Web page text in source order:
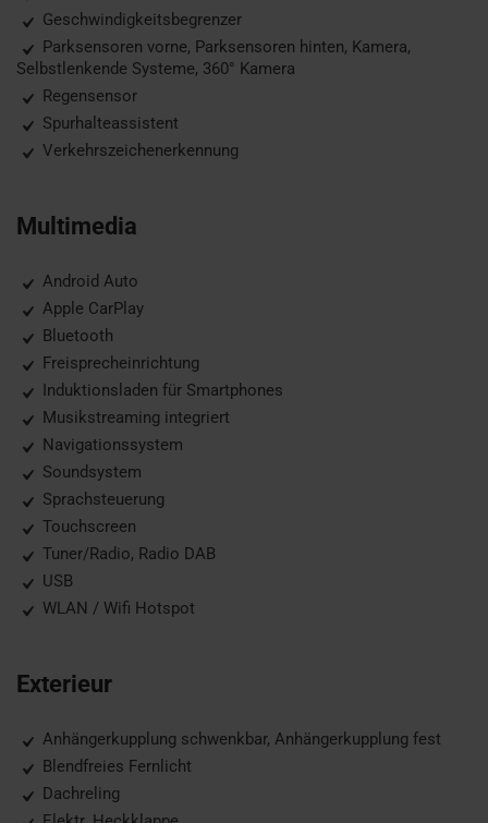
Geschwindigkeitsbegrenzer
Parksensoren vorne, Parksensoren hinten, Kamera,
Selbstlenkende Systeme, 360° Kamera
Regensensor
Spurhalteassistent
Verkehrszeichenerkennung
Multimedia
Android Auto
Apple CarPlay
Bluetooth
Freisprecheinrichtung
Induktionsladen für Smartphones
Musikstreaming integriert
Navigationssystem
Soundsystem
Sprachsteuerung
Touchscreen
Tuner/Radio, Radio DAB
USB
WLAN / Wifi Hotspot
Exterieur
Anhängerkupplung schwenkbar, Anhängerkupplung fest
Blendfreies Fernlicht
Dachreling